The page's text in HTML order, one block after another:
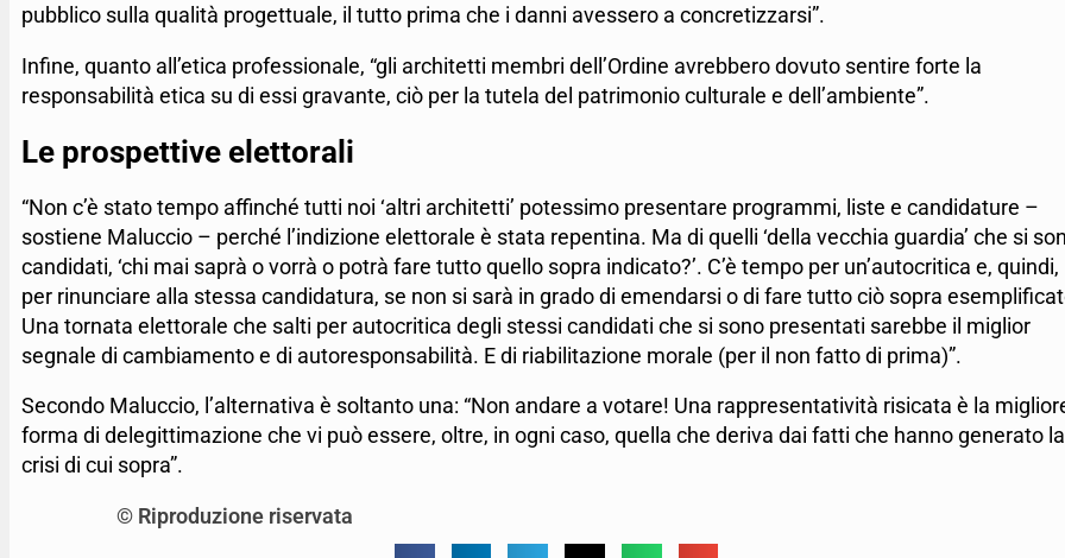
pubblico sulla qualità progettuale, il tutto prima che i danni avessero a concretizzarsi”.
Infine, quanto all’etica professionale, “gli architetti membri dell’Ordine avrebbero dovuto sentire forte la
responsabilità etica su di essi gravante, ciò per la tutela del patrimonio culturale e dell’ambiente”.
Le prospettive elettorali
“Non c’è stato tempo affinché tutti noi ‘altri architetti’ potessimo presentare programmi, liste e candidature –
sostiene Maluccio – perché l’indizione elettorale è stata repentina. Ma di quelli ‘della vecchia guardia’ che si
candidati, ‘chi mai saprà o vorrà o potrà fare tutto quello sopra indicato?’. C’è tempo per un’autocritica e, quindi,
per rinunciare alla stessa candidatura, se non si sarà in grado di emendarsi o di fare tutto ciò sopra
Una tornata elettorale che salti per autocritica degli stessi candidati che si sono presentati sarebbe il miglior
segnale di cambiamento e di autoresponsabilità. E di riabilitazione morale (per il non fatto di prima)”.
Secondo Maluccio, l’alternativa è soltanto una: “Non andare a votare! Una rappresentatività risicata è la
forma di delegittimazione che vi può essere, oltre, in ogni caso, quella che deriva dai fatti che hanno generato la
crisi di cui sopra”.
© Riproduzione riservata